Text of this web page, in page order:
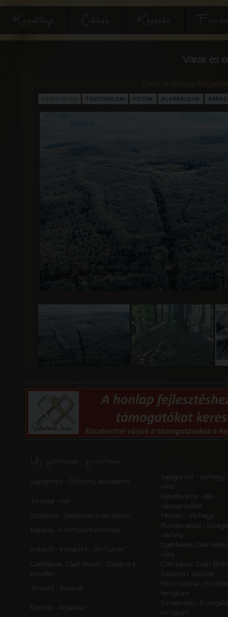
Kezdőlap Cikkek Keresés
Várak és
Pécs-Jakabhegy
TÖRTÉNELEM FOTÓK ALAPRAJZOK
Új feltöltések, frissítések
Sajógömör - Őrtorony, elővédmű
Sajógömör - Várhegy
vára
Tornalja - Vár
Feketeváros - Vár -
Városerődítés
Szalonna - Református templom
Meszes - Várhegy
Rakaca - A templom erődfala
Pusztacsalád -
várhely
Imbach - Imbach II., „Im Turner”
Csehberek, Cseh-
vára
Csehberek, Cseh-Brézó - Szlatina II.
erődítés
Csehberek, Cseh-
Szlatina I. sáncvár
Tömörd - Ilonavár
Háromudvar -
templom
Dömös - Árpádvár
Rimabrézó -
templom